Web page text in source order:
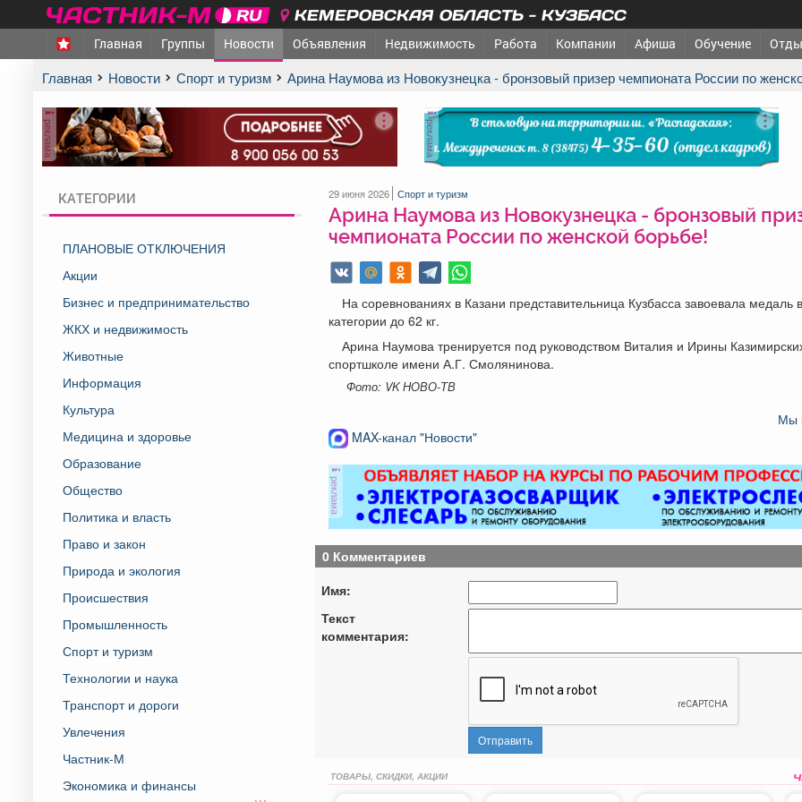
КЕМЕРОВСКАЯ ОБЛАСТЬ - КУЗБАСС
Главная Группы Новости Объявления Недвижимость Работа Компании Афиша Обучение
Главная Новости Спорт и туризм Арина Наумова из Новокузнецка - бронзовый призер чемпионата России по
реклама реклама
КАТЕГОРИИ
ПЛАНОВЫЕ ОТКЛЮЧЕНИЯ
Акции
Бизнес и предпринимательство
ЖКХ и недвижимость
Животные
Информация
Культура
Медицина и здоровье
Образование
Общество
Политика и власть
Право и закон
Природа и экология
Происшествия
Промышленность
Спорт и туризм
Технологии и наука
Транспорт и дороги
Увлечения
Частник-М
Экономика и финансы
29 июня 2026 Спорт и туризм
Арина Наумова из Новокузнецка - бронзовый
чемпионата России по женской борьбе!
На соревнованиях в Казани представительница Кузбасса завоевала медаль
категории до 62 кг.
Арина Наумова тренируется под руководством Виталия и Ирины
спортшколе имени А.Г. Смолянинова.
Фото: VK НОВО-ТВ
Мы
MAX-канал "Новости"
реклама
0 Комментариев
Имя:
Текст
комментария:
Отправить
ТОВАРЫ, СКИДКИ, АКЦИИ